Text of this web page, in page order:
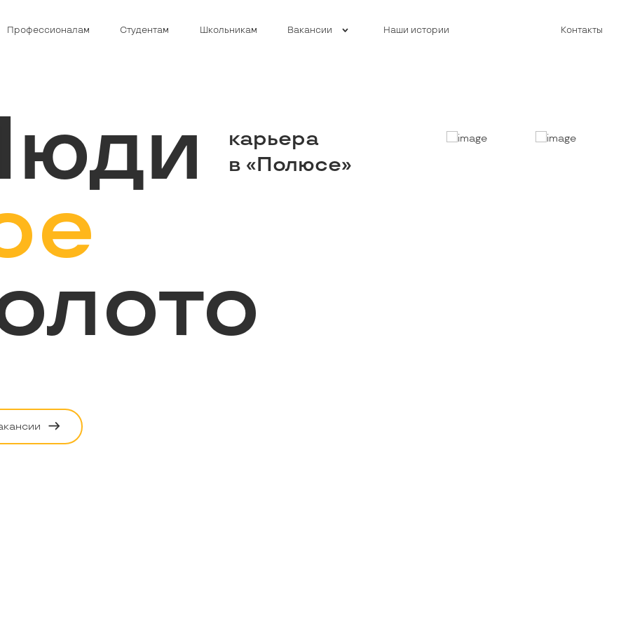
Профессионалам Студентам Школьникам Вакансии Наши истории Контакты
карьера
в «Полюсе»